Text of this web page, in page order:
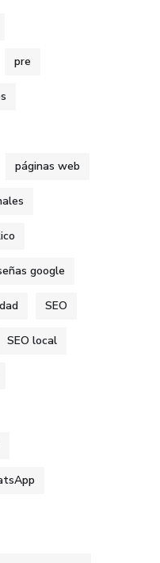
pre
páginas web
google
SEO
SEO local